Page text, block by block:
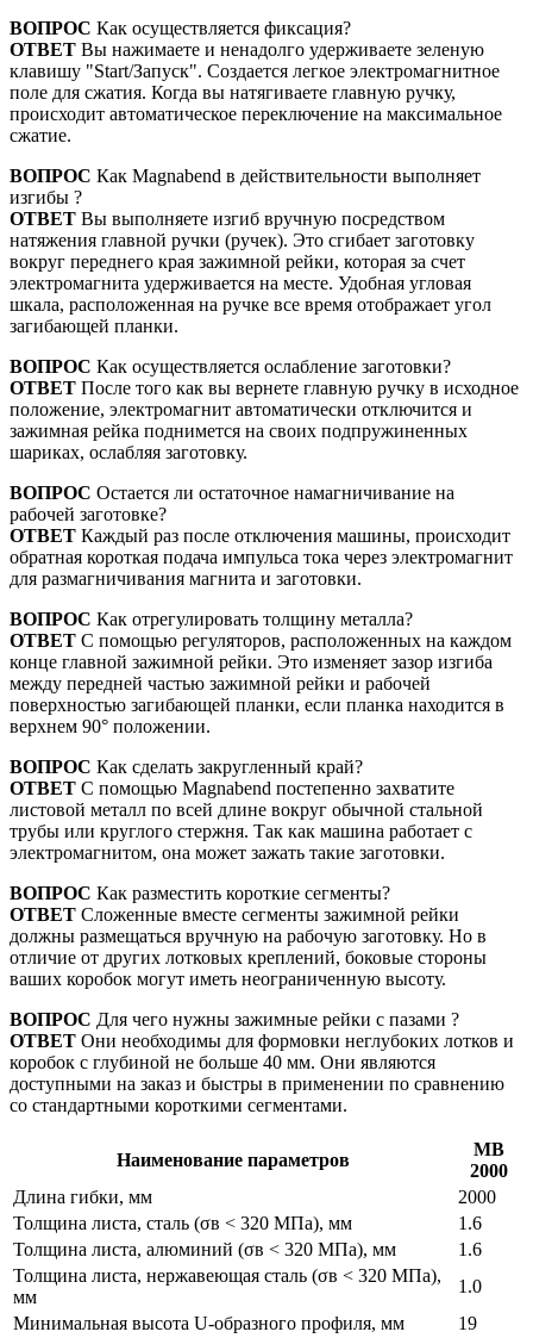
ВОПРОС Как осуществляется фиксация?
ОТВЕТ Вы нажимаете и ненадолго удерживаете зеленую
клавишу "Start/Запуск". Создается легкое электромагнитное
поле для сжатия. Когда вы натягиваете главную ручку,
происходит автоматическое переключение на максимальное
сжатие.
ВОПРОС Как Magnabend в действительности выполняет
изгибы ?
ОТВЕТ Вы выполняете изгиб вручную посредством
натяжения главной ручки (ручек). Это сгибает заготовку
вокруг переднего края зажимной рейки, которая за счет
электромагнита удерживается на месте. Удобная угловая
шкала, расположенная на ручке все время отображает угол
загибающей планки.
ВОПРОС Как осуществляется ослабление заготовки?
ОТВЕТ После того как вы вернете главную ручку в исходное
положение, электромагнит автоматически отключится и
зажимная рейка поднимется на своих подпружиненных
шариках, ослабляя заготовку.
ВОПРОС Остается ли остаточное намагничивание на
рабочей заготовке?
ОТВЕТ Каждый раз после отключения машины, происходит
обратная короткая подача импульса тока через электромагнит
для размагничивания магнита и заготовки.
ВОПРОС Как отрегулировать толщину металла?
ОТВЕТ С помощью регуляторов, расположенных на каждом
конце главной зажимной рейки. Это изменяет зазор изгиба
между передней частью зажимной рейки и рабочей
поверхностью загибающей планки, если планка находится в
верхнем 90° положении.
ВОПРОС Как сделать закругленный край?
ОТВЕТ С помощью Magnabend постепенно захватите
листовой металл по всей длине вокруг обычной стальной
трубы или круглого стержня. Так как машина работает с
электромагнитом, она может зажать такие заготовки.
ВОПРОС Как разместить короткие сегменты?
ОТВЕТ Сложенные вместе сегменты зажимной рейки
должны размещаться вручную на рабочую заготовку. Но в
отличие от других лотковых креплений, боковые стороны
ваших коробок могут иметь неограниченную высоту.
ВОПРОС Для чего нужны зажимные рейки с пазами ?
ОТВЕТ Они необходимы для формовки неглубоких лотков и
коробок с глубиной не больше 40 мм. Они являются
доступными на заказ и быстры в применении по сравнению
со стандартными короткими сегментами.
Наименование параметров
MB
2000
Длина гибки, мм
2000
Толщина листа, сталь (σв < 320 МПа), мм
1.6
Толщина листа, алюминий (σв < 320 МПа), мм
1.6
Толщина листа, нержавеющая сталь (σв < 320 МПа),
мм
1.0
Минимальная высота U-образного профиля, мм
19